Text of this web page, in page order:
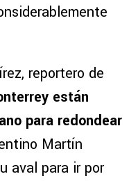
reportero de
están
para redondear
Martín
aval para ir por